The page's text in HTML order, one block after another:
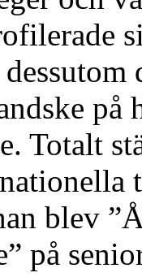
på
Totalt
blev
på